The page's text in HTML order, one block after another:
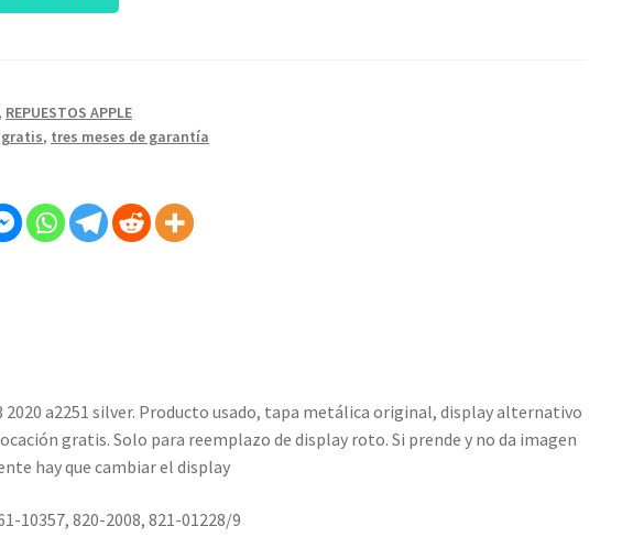
, REPUESTOS APPLE
, tres meses de garantía
a2251 silver. Producto usado, tapa metálica original, display alternativo
gratis. Solo para reemplazo de display roto. Si prende y no da imagen
hay que cambiar el display
10357, 820-2008, 821-01228/9